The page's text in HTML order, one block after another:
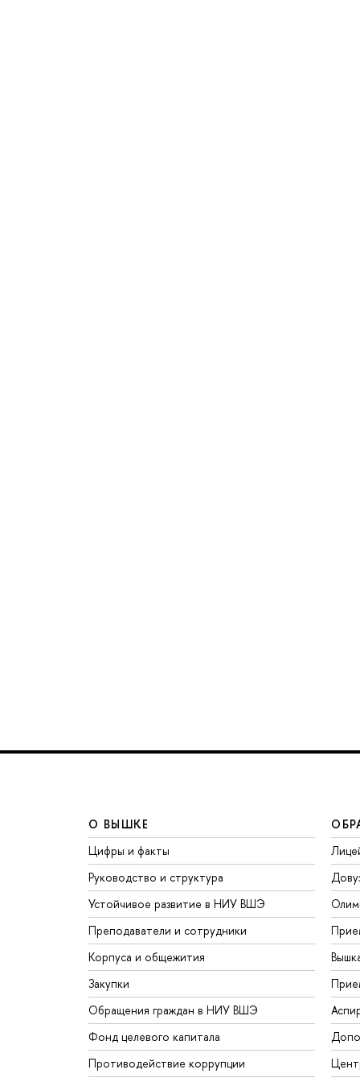
О ВЫШКЕ
Цифры и факты
Руководство и структура
Устойчивое развитие в НИУ ВШЭ
Преподаватели и сотрудники
Корпуса и общежития
Закупки
Обращения граждан в НИУ ВШЭ
Фонд целевого капитала
Противодействие коррупции